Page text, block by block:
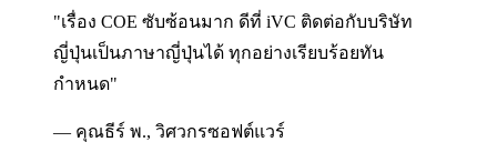
"เรื่อง COE ซับซ้อนมาก ดีที่ iVC ติดต่อกับบริษัท
ญี่ปุ่นเป็นภาษาญี่ปุ่นได้ ทุกอย่างเรียบร้อยทัน
กำหนด"
— คุณธีร์ พ., วิศวกรซอฟต์แวร์